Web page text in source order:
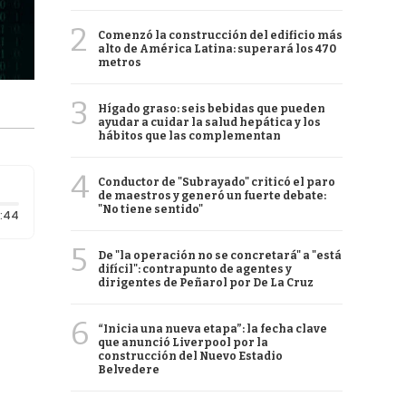
Duración: 44 segundos
2
Comenzó la construcción del edificio más
alto de América Latina: superará los 470
metros
3
Hígado graso: seis bebidas que pueden
ayudar a cuidar la salud hepática y los
hábitos que las complementan
4
Conductor de "Subrayado" criticó el paro
de maestros y generó un fuerte debate:
"No tiene sentido"
5
De "la operación no se concretará" a "está
difícil": contrapunto de agentes y
dirigentes de Peñarol por De La Cruz
6
“Inicia una nueva etapa”: la fecha clave
que anunció Liverpool por la
construcción del Nuevo Estadio
Belvedere